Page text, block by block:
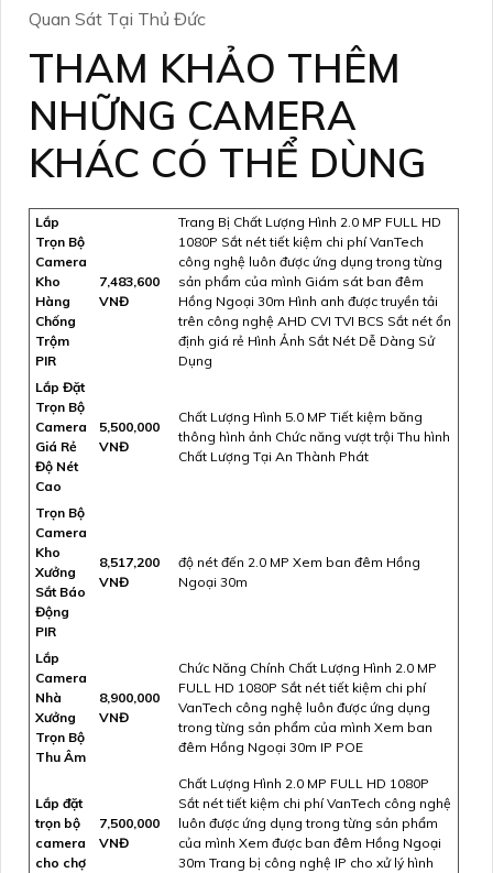
Quan Sát Tại Thủ Đức
THAM KHẢO THÊM
NHỮNG CAMERA
KHÁC CÓ THỂ DÙNG
Lắp
Trọn Bộ
Camera
Kho
Hàng
Chống
Trộm
PIR
7,483,600
VNĐ
Trang Bị Chất Lượng Hình 2.0 MP FULL HD
1080P Sắt nét tiết kiệm chi phí VanTech
công nghệ luôn được ứng dụng trong từng
sản phẩm của mình Giám sát ban đêm
Hồng Ngoại 30m Hình anh được truyền tải
trên công nghệ AHD CVI TVI BCS Sắt nét ổn
định giá rẻ Hình Ảnh Sắt Nét Dễ Dàng Sử
Dụng
Lắp Đặt
Trọn Bộ
Camera
Giá Rẻ
Độ Nét
Cao
5,500,000
VNĐ
Chất Lượng Hình 5.0 MP Tiết kiệm băng
thông hình ảnh Chức năng vượt trội Thu hình
Chất Lượng Tại An Thành Phát
Trọn Bộ
Camera
Kho
Xưởng
Sắt Báo
Động
PIR
8,517,200
VNĐ
độ nét đến 2.0 MP Xem ban đêm Hồng
Ngoại 30m
Lắp
Camera
Nhà
Xưởng
Trọn Bộ
Thu Âm
8,900,000
VNĐ
Chức Năng Chính Chất Lượng Hình 2.0 MP
FULL HD 1080P Sắt nét tiết kiệm chi phí
VanTech công nghệ luôn được ứng dụng
trong từng sản phẩm của mình Xem ban
đêm Hồng Ngoại 30m IP POE
Lắp đặt
trọn bộ
camera
cho chợ
7,500,000
VNĐ
Chất Lượng Hình 2.0 MP FULL HD 1080P
Sắt nét tiết kiệm chi phí VanTech công nghệ
luôn được ứng dụng trong từng sản phẩm
của mình Xem được ban đêm Hồng Ngoại
30m Trang bị công nghệ IP cho xử lý hình